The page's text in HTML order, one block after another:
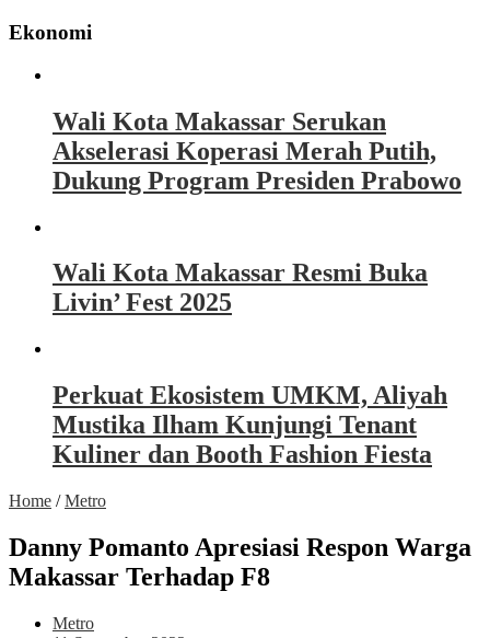
Ekonomi
Wali Kota Makassar Serukan
Akselerasi Koperasi Merah Putih,
Dukung Program Presiden Prabowo
Wali Kota Makassar Resmi Buka
Livin’ Fest 2025
Perkuat Ekosistem UMKM, Aliyah
Mustika Ilham Kunjungi Tenant
Kuliner dan Booth Fashion Fiesta
Home /Metro
Danny Pomanto Apresiasi Respon Warga
Makassar Terhadap F8
Metro